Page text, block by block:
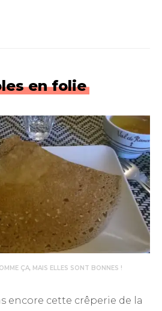
en folie
ÇA, MAIS ELLES SONT BONNES !
encore cette crêperie de la